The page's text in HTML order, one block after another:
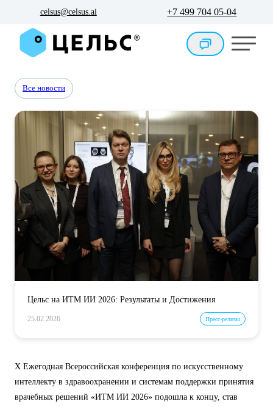
+7 499 704 05-04
celsus@celsus.ai
Все новости
Цельс на ИТМ ИИ 2026: Результаты и Достижения
25.02.2026 Пресс-релизы
X Ежегодная Всероссийская конференция по искусственному
интеллекту в здравоохранении и системам поддержки принятия
врачебных решений «ИТМ ИИ 2026» подошла к концу, став